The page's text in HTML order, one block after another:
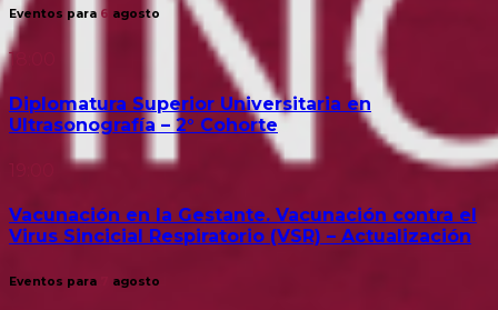
Eventos para 6 agosto
18:00
Diplomatura Superior Universitaria en
Ultrasonografía – 2° Cohorte
Vacunación en la Gestante. Vacunación contra el
Virus Sincicial Respiratorio (VSR) – Actualización
Eventos para agosto